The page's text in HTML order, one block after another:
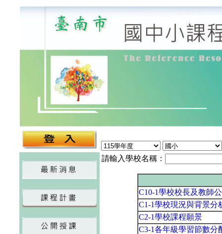
請輸入學校名稱：
C10-1學校校長及教師
C1-1學校現況與背景分
C2-1學校課程願景
C3-1各年級學習節數分